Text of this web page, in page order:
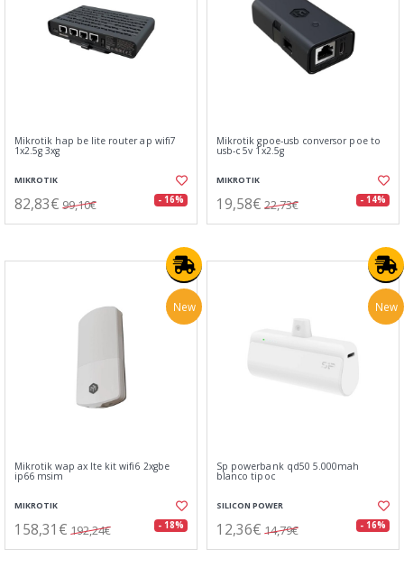
Mikrotik hap be lite router ap wifi7
1x2.5g 3xg
MIKROTIK
82,83€ 99,10€ - 16%
Mikrotik gpoe-usb conversor poe to
usb-c 5v 1x2.5g
MIKROTIK
19,58€ 22,73€ - 14%
New
Mikrotik wap ax lte kit wifi6 2xgbe
ip66 msim
MIKROTIK
158,31€ 192,24€ - 18%
New
Sp powerbank qd50 5.000mah
blanco tipoc
SILICON POWER
12,36€ 14,79€ - 16%